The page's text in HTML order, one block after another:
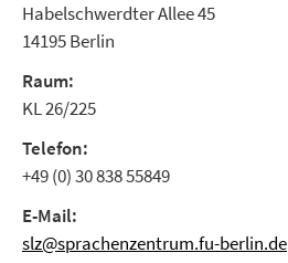
Habelschwerdter Allee 45
14195 Berlin
Raum:
KL 26/225
Telefon:
+49 (0) 30 838 55849
E-Mail:
slz@sprachenzentrum.fu-berlin.de